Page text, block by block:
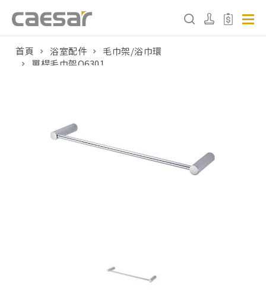
請選擇產品
已下架商品
首頁 浴室配件
毛巾架/浴巾環
單桿毛巾架Q6301